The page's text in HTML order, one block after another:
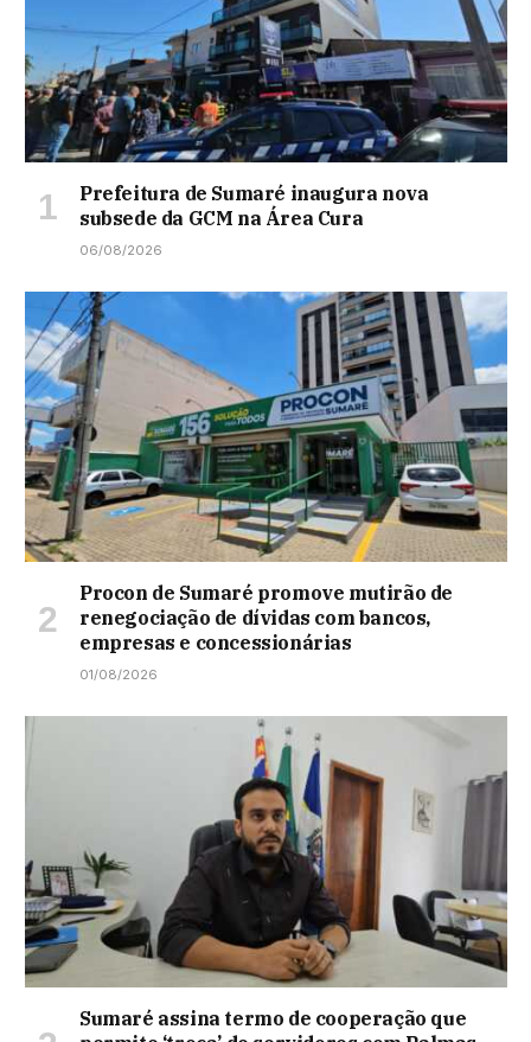
Prefeitura de Sumaré inaugura nova
subsede da GCM na Área Cura
06/08/2026
Procon de Sumaré promove mutirão de
renegociação de dívidas com bancos,
empresas e concessionárias
01/08/2026
Sumaré assina termo de cooperação que